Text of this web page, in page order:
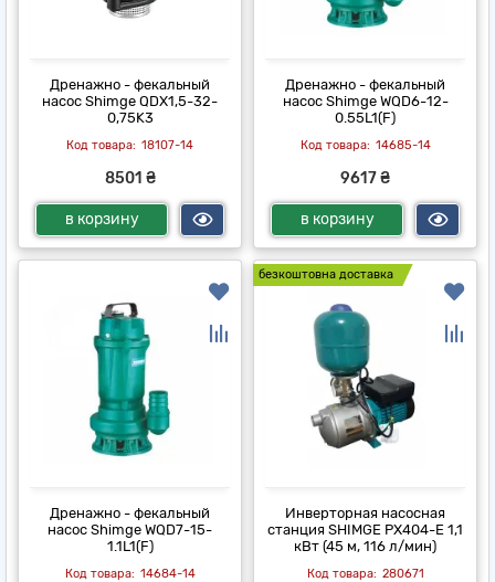
Дренажно - фекальный
насос Shimge QDX1,5-32-
0,75K3
18107-14
8501 ₴
в корзину
Дренажно - фекальный
насос Shimge WQD6-12-
0.55L1(F)
14685-14
9617 ₴
в корзину
Дренажно - фекальный
насос Shimge WQD7-15-
1.1L1(F)
14684-14
безкоштовна доставка
Инверторная насосная
станция SHIMGE PX404-E 1,1
кВт (45 м, 116 л/мин)
280671